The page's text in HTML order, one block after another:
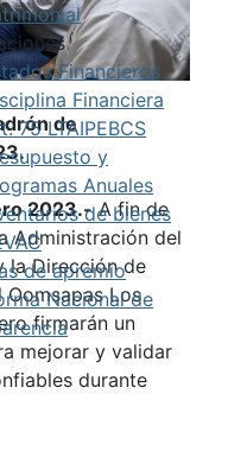
Financieros
Financiera
75 LTAIPEBCS
y
Anuales
de bienes
de apremio
Nacional de
de
2023.-A fin de
Administración del
la Dirección de
Los
firmarán un
mejorar y validar
durante